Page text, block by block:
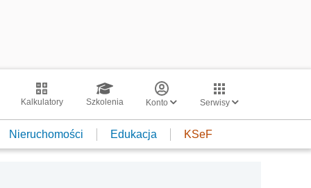
Kalkulatory Szkolenia Konto Serwisy
Nieruchomości Edukacja KSeF